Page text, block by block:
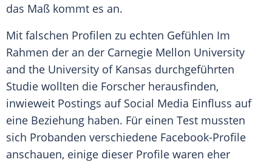
das Maß kommt es an.
Mit falschen Profilen zu echten Gefühlen Im
Rahmen der an der Carnegie Mellon University
and the University of Kansas durchgeführten
Studie wollten die Forscher herausfinden,
inwieweit Postings auf Social Media Einfluss auf
eine Beziehung haben. Für einen Test mussten
sich Probanden verschiedene Facebook-Profile
anschauen, einige dieser Profile waren eher